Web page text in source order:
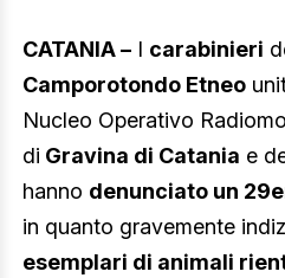
CATANIA – I carabinieri
Camporotondo Etneo
Nucleo Operativo
di Gravina di Catania e
hanno denunciato un
in quanto gravemente
esemplari di animali